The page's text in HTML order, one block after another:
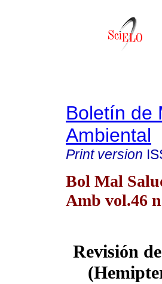
Boletín de
Ambiental
Print version
Bol Mal
Amb vol.46
Revisión